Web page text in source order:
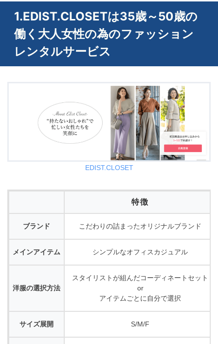
1.EDIST.CLOSETは35歳～50歳の
働く大人女性の為のファッション
レンタルサービス
EDIST.CLOSET
特徴
ブランド こだわりの詰まったオリジナルブランド
メインアイテム シンプルなオフィスカジュアル
洋服の選択方法
スタイリストが組んだコーディネートセット
or
アイテムごとに自分で選択
サイズ展開 S/M/F